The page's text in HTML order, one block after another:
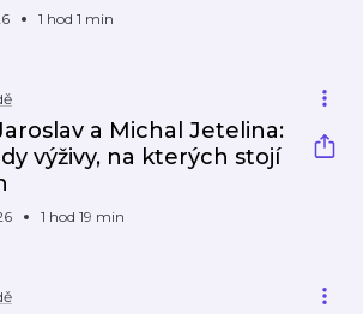
1 hod 1 min
a Michal Jetelina:
výživy, na kterých stojí
1 hod 19 min